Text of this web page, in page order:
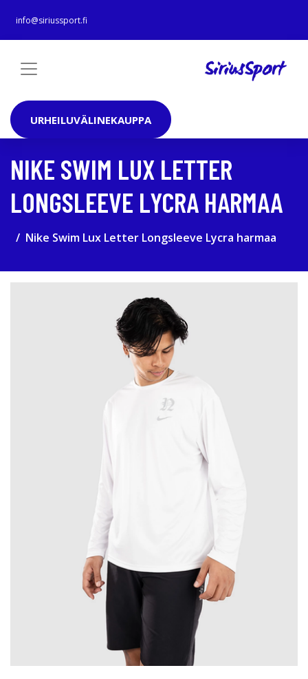
info@siriussport.fi
URHEILUVÄLINEKAUPPA
NIKE SWIM LUX LETTER
LONGSLEEVE LYCRA HARMAA
Nike Swim Lux Letter Longsleeve Lycra harmaa